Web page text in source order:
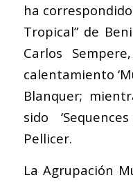
ha
Tropical” de
Carlos
calentamiento
Blanquer;
sido
Pellicer.
La Agrupación